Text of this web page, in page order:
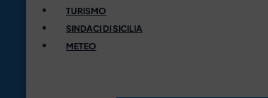
TURISMO
SINDACI DI SICILIA
METEO